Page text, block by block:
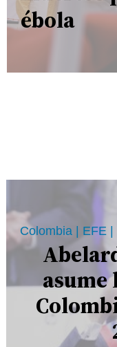
ébola
Colombia | EFE
asume